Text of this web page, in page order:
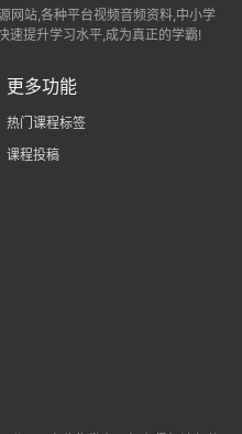
网站,各种平台视频音频资料,中小学
速提升学习水平,成为真正的学霸!
更多功能
热门课程标签
课程投稿